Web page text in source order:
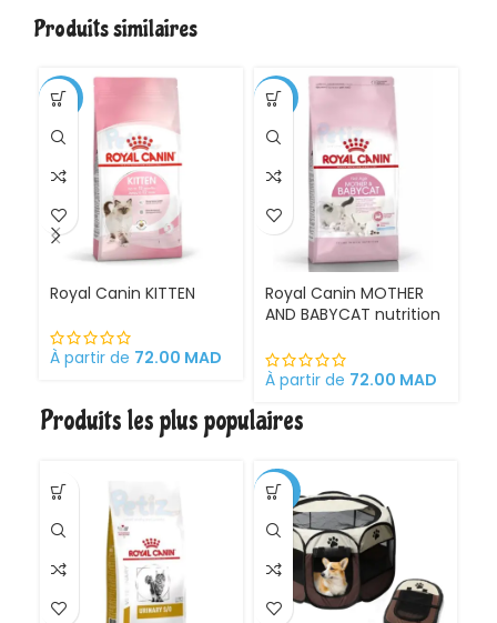
Produits similaires
-1%
Royal Canin KITTEN
À partir de 72.00 MAD
-11%
Royal Canin MOTHER
AND BABYCAT nutrition
et ses chatons
Croquettes pour
gestantes/allaitantes
À partir de 72.00 MAD
Produits les plus populaires
-30%